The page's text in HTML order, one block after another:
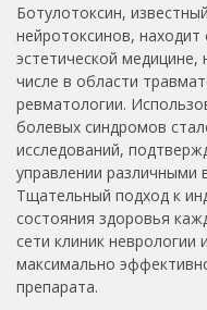
Ботулотоксин,
нейротоксинов,
эстетической
числе в области
ревматологии.
болевых синдромов
исследований,
управлении
Тщательный подход к
состояния здоровья
сети клиник неврологии
максимально
препарата.